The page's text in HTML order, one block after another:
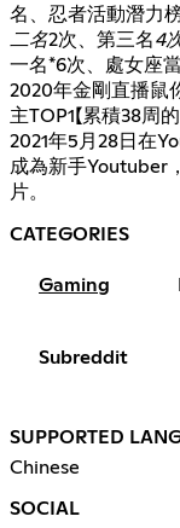
名、忍者活動潛力
二名2次、第三名4
一名*6次、處女座
2020年金剛直播鼠
主TOP1【累積38周的
2021年5月28日在
成為新手Youtuber
片。
CATEGORIES
Gaming
Subreddit
SUPPORTED
Chinese
SOCIAL